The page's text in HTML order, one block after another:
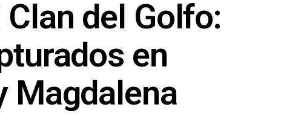
del Golfo:
en
Magdalena